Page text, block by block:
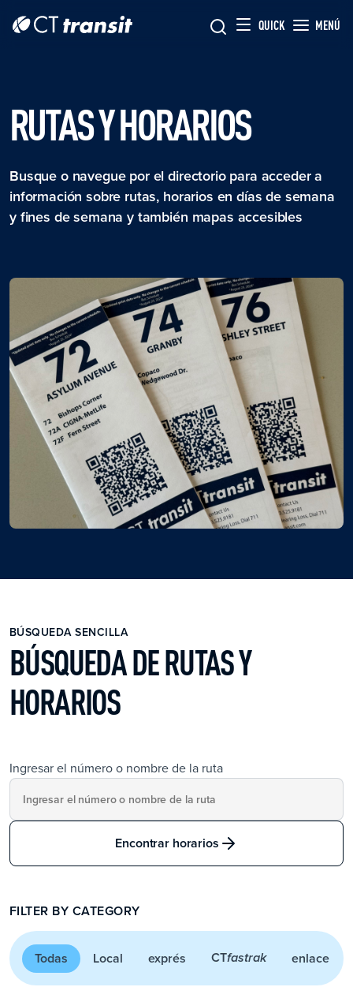
QUICK MENÚ
RUTAS Y HORARIOS
Busque o navegue por el directorio para acceder a
información sobre rutas, horarios en días de semana
y fines de semana y también mapas accesibles
BÚSQUEDA SENCILLA
BÚSQUEDA DE RUTAS Y
HORARIOS
Ingresar el número o nombre de la ruta
Encontrar horarios
FILTER BY CATEGORY
Todas Local exprés CTfastrak enlace